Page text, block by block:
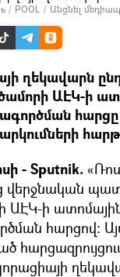
/ POOL / Անցնել
ղեկավարն
ԱԷԿ-ի
- Sputnik.
վերջնական
ԱԷԿ-ի
հարցով։